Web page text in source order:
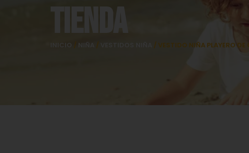
Tienda
INICIO / NIÑA / / VESTIDO NIÑA PLAYERO DE